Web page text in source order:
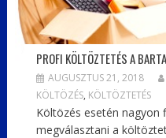
PROFI KÖLTÖZTETÉS A
AUGUSZTUS 21, 2018
KÖLTÖZÉS, KÖLTÖZTETÉS
Költözés esetén nagyon
megválasztani a